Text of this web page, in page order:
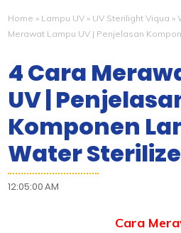
Home » Lampu UV » UV Sterilight Viqua »
Merawat Lampu UV | Penjelasan
4 Cara
UV |
Komponen
Water
12:05:00 AM
Cara